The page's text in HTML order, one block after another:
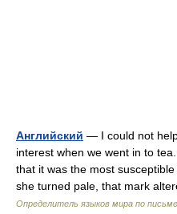
Английский — I could not
interest when we went in to
that it was the most
she turned pale, that mark
Определитель языков мира по